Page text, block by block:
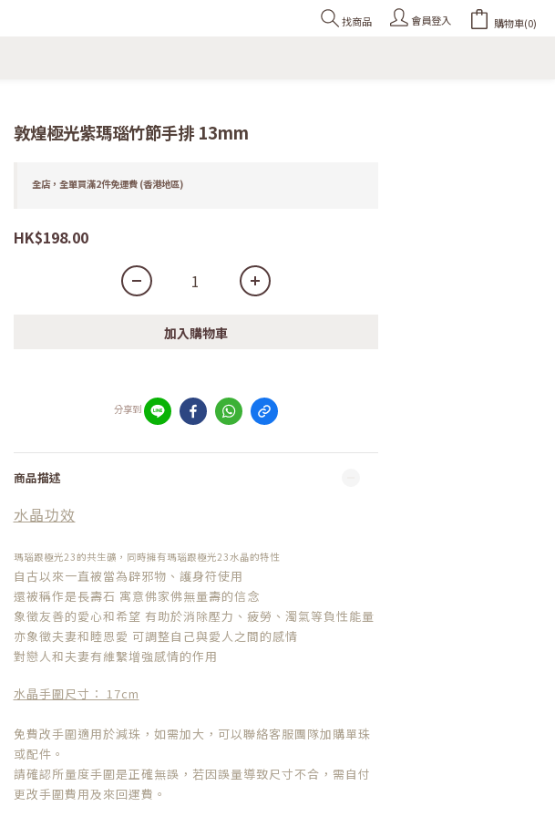
找商品 會員登入 購物車(0)
敦煌極光紫瑪瑙竹節手排 13mm
全店，全單買滿2件免運費 (香港地區)
HK$198.00
加入購物車
分享到
商品描述
水晶功效
瑪瑙跟極光23的共生礦，同時擁有瑪瑙跟極光23水晶的特性
自古以來一直被當為辟邪物、護身符使用
還被稱作是長壽石 寓意佛家佛無量壽的信念
象徵友善的愛心和希望 有助於消除壓力、疲勞、濁氣等負性能量
亦象徵夫妻和睦恩愛 可調整自己與愛人之間的感情
對戀人和夫妻有維繫增強感情的作用
水晶手圍尺寸： 17cm
免費改手圍適用於減珠，如需加大，可以聯絡客服團隊加購單珠
或配件。
請確認所量度手圍是正確無誤，若因誤量導致尺寸不合，需自付
更改手圍費用及來回運費。